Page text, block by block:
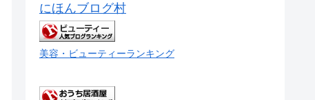
にほんブログ村
美容・ビューティーランキング